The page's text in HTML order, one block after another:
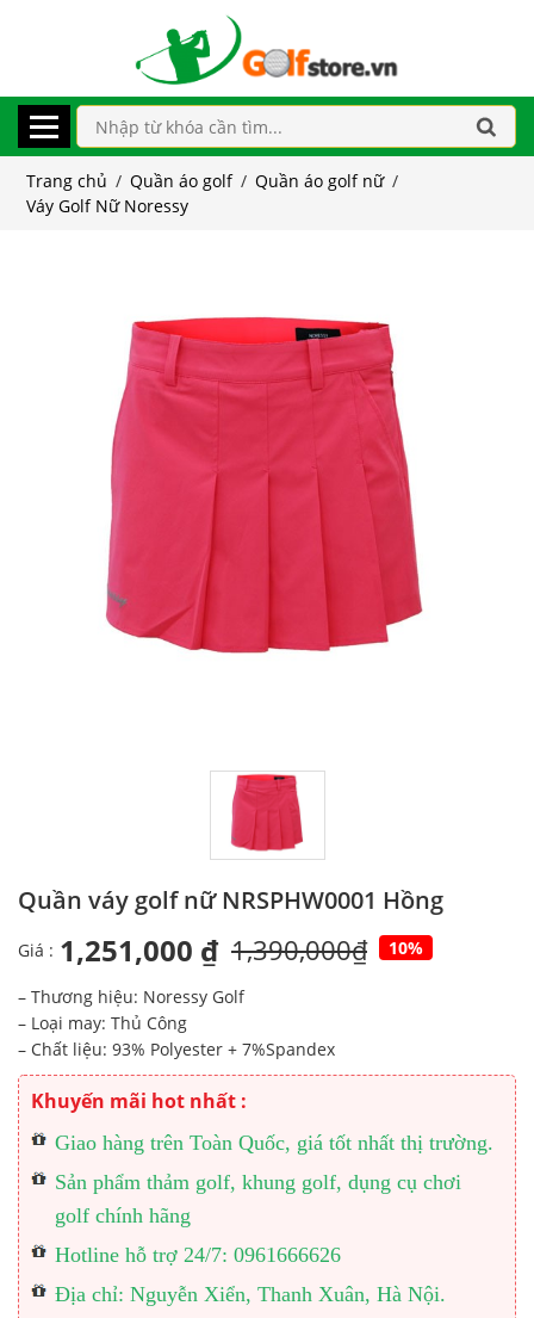
Trang chủ / Quần áo golf / Quần áo golf nữ /
Váy Golf Nữ Noressy
Quần váy golf nữ NRSPHW0001 Hồng
Giá : 1,251,000 ₫ 1,390,000₫ 10%
– Thương hiệu: Noressy Golf
– Loại may: Thủ Công
– Chất liệu: 93% Polyester + 7%Spandex
Khuyến mãi hot nhất :
Giao hàng trên Toàn Quốc, giá tốt nhất thị trường.
Sản phẩm thảm golf, khung golf, dụng cụ chơi
golf chính hãng
Hotline hỗ trợ 24/7: 0961666626
Địa chỉ: Nguyễn Xiển, Thanh Xuân, Hà Nội.